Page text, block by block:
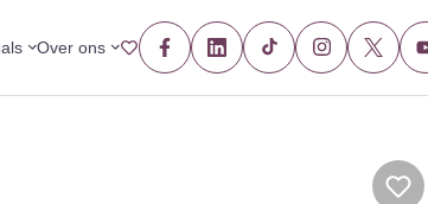
Over ons